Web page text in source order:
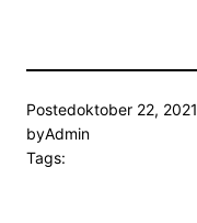
Postedoktober 22, 2021
byAdmin
Tags: